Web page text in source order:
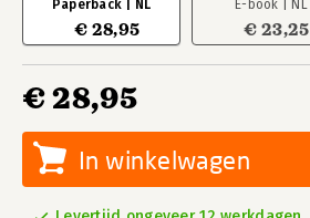
Paperback | NL
€ 28,95
E-book | NL
€ 23,25
€ 28,95
In winkelwagen